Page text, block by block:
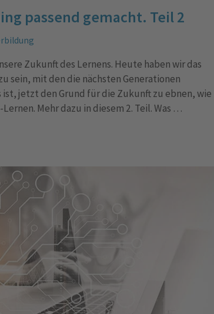
passend gemacht. Teil 2
Zukunft des Lernens. Heute haben wir das
sein, mit den die nächsten Generationen
jetzt den Grund für die Zukunft zu ebnen, wie
Mehr dazu in diesem 2. Teil. Was …